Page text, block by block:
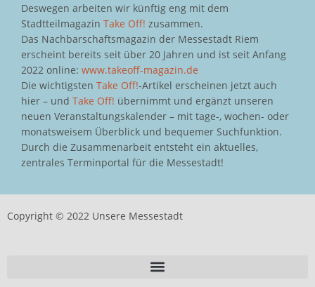
Deswegen arbeiten wir künftig eng mit dem
Stadtteilmagazin Take Off! zusammen.
Das Nachbarschaftsmagazin der Messestadt Riem
erscheint bereits seit über 20 Jahren und ist seit Anfang
2022 online: www.takeoff-magazin.de
Die wichtigsten Take Off!-Artikel erscheinen jetzt auch
hier – und Take Off! übernimmt und ergänzt unseren
neuen Veranstaltungskalender – mit tage-, wochen- oder
monatsweisem Überblick und bequemer Suchfunktion.
Durch die Zusammenarbeit entsteht ein aktuelles,
zentrales Terminportal für die Messestadt!
Copyright © 2022 Unsere Messestadt